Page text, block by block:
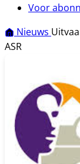
Voor
Nieuws
ASR